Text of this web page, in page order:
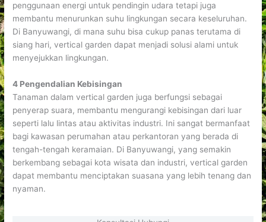
penggunaan energi untuk pendingin udara tetapi juga
membantu menurunkan suhu lingkungan secara keseluruhan.
Di Banyuwangi, di mana suhu bisa cukup panas terutama di
siang hari, vertical garden dapat menjadi solusi alami untuk
menyejukkan lingkungan.
4 Pengendalian Kebisingan
Tanaman dalam vertical garden juga berfungsi sebagai
penyerap suara, membantu mengurangi kebisingan dari luar
seperti lalu lintas atau aktivitas industri. Ini sangat bermanfaat
bagi kawasan perumahan atau perkantoran yang berada di
tengah-tengah keramaian. Di Banyuwangi, yang semakin
berkembang sebagai kota wisata dan industri, vertical garden
dapat membantu menciptakan suasana yang lebih tenang dan
nyaman.